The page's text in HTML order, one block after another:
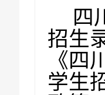
四
招生
《四
学生